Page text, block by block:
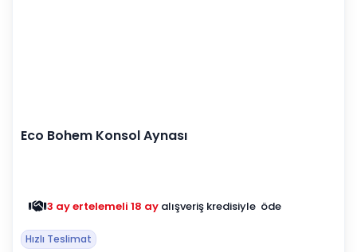
Eco Bohem Konsol Aynası
3 ay ertelemeli 18 ay alışveriş kredisiyle öde
Hızlı Teslimat